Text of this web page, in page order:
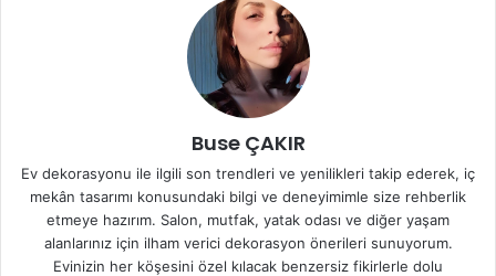
Buse ÇAKIR
Ev dekorasyonu ile ilgili son trendleri ve yenilikleri takip ederek, iç
mekân tasarımı konusundaki bilgi ve deneyimimle size rehberlik
etmeye hazırım. Salon, mutfak, yatak odası ve diğer yaşam
alanlarınız için ilham verici dekorasyon önerileri sunuyorum.
Evinizin her köşesini özel kılacak benzersiz fikirlerle dolu